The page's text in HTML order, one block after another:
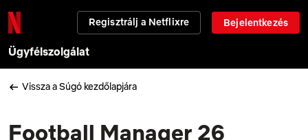
Regisztrálj a Netflixre Bejelentkezés
Ügyfélszolgálat
Vissza a Súgó kezdőlapjára
Football Manager 26